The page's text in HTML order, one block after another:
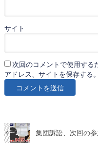
サイト
次回のコメントで使用する
アドレス、サイトを保存する。
集団訴訟、次回の参